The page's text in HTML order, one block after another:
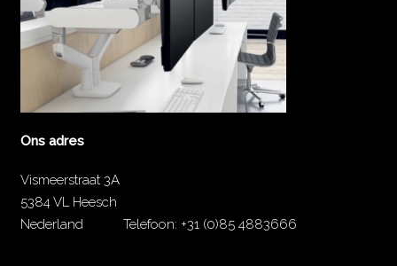
Ons adres
Vismeerstraat 3A
5384 VL Heesch
Nederland
Telefoon: +31 (0)85 4883666